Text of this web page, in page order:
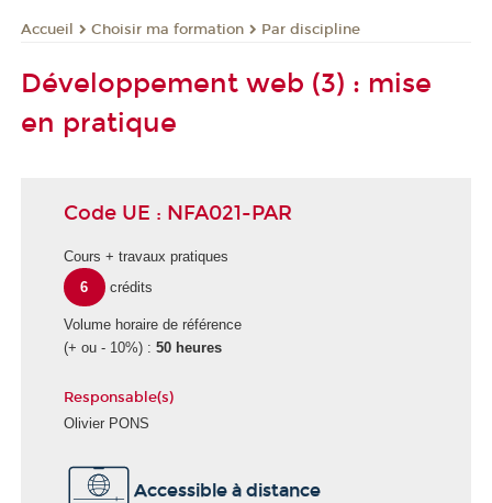
Accueil Choisir ma formation Par discipline
Développement web (3) : mise
en pratique
Code UE : NFA021-PAR
Cours + travaux pratiques
6
crédits
Volume horaire de référence
(+ ou - 10%) : 50 heures
Responsable(s)
Olivier PONS
É
Accessible à distance